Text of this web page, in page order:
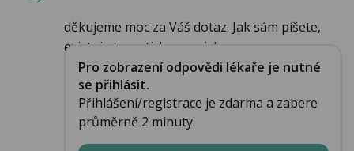
děkujeme moc za Váš dotaz. Jak sám píšete,
existuje teoreticky souvisl...
Pro zobrazení odpovědi lékaře je nutné
se přihlásit.
Přihlášení/registrace je zdarma a zabere
průměrně 2 minuty.